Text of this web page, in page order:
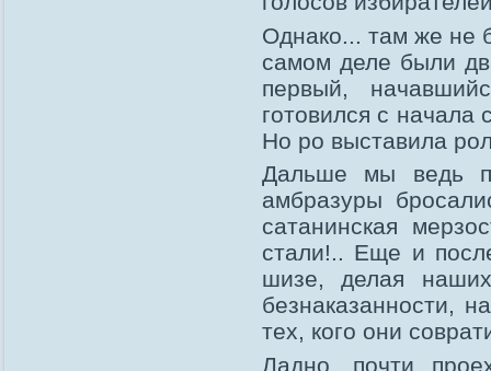
Однако... там же не
самом деле были
первый,
готовился с начала
Но ро выставила
Дальше мы ведь
амбразуры
сатанинская
стали!.. Еще и
шизе, делая
безнаказанности,
тех, кого они
Ладно, почти